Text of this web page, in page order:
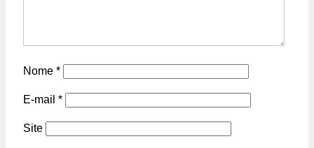
Nome *
E-mail *
Site